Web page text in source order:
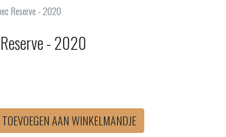
Reserve - 2020
- 2020
TOEVOEGEN AAN WINKELMANDJE